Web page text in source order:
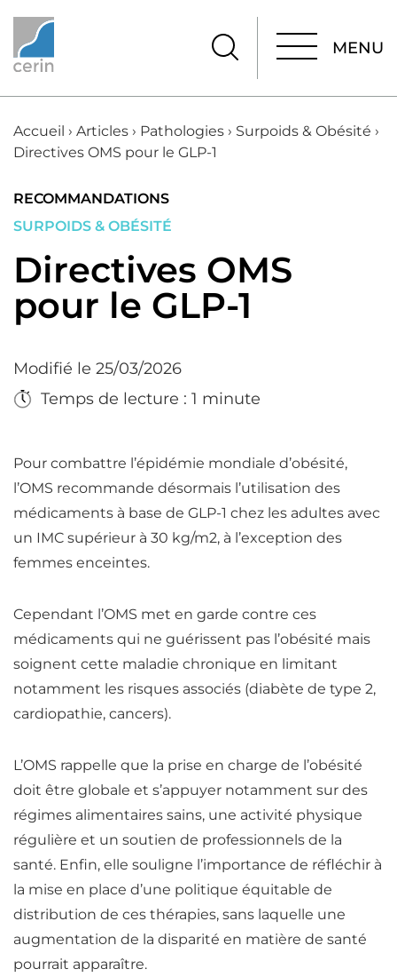
MENU
Accueil › Articles › Pathologies › Surpoids & Obésité ›
Directives OMS pour le GLP-1
RECOMMANDATIONS
SURPOIDS & OBÉSITÉ
Directives OMS
pour le GLP-1
Modifié le 25/03/2026
Temps de lecture : 1 minute
Pour combattre l’épidémie mondiale d’obésité,
l’OMS recommande désormais l’utilisation des
médicaments à base de GLP-1 chez les adultes avec
un IMC supérieur à 30 kg/m2, à l’exception des
femmes enceintes.
Cependant l’OMS met en garde contre ces
médicaments qui ne guérissent pas l’obésité mais
soignent cette maladie chronique en limitant
notamment les risques associés (diabète de type 2,
cardiopathie, cancers).
L’OMS rappelle que la prise en charge de l’obésité
doit être globale et s’appuyer notamment sur des
régimes alimentaires sains, une activité physique
régulière et un soutien de professionnels de la
santé. Enfin, elle souligne l’importance de réfléchir à
la mise en place d’une politique équitable de
distribution de ces thérapies, sans laquelle une
augmentation de la disparité en matière de santé
pourrait apparaître.